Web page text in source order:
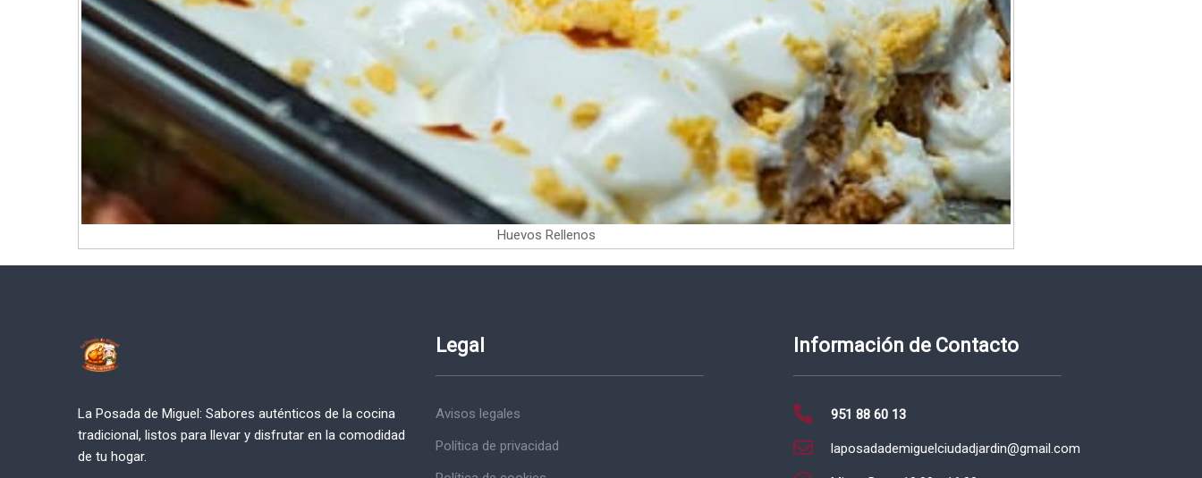
Huevos Rellenos
La Posada de Miguel: Sabores auténticos de la cocina
tradicional, listos para llevar y disfrutar en la comodidad
de tu hogar.
Legal
Avisos legales
Política de privacidad
Información de Contacto
951 88 60 13
laposadademiguelciudadjardin@gmail.com